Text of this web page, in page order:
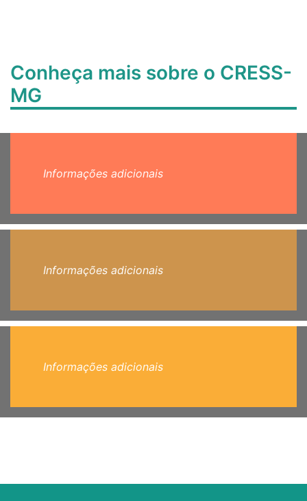
Conheça mais sobre o CRESS-
MG
Informações adicionais
Informações adicionais
Informações adicionais